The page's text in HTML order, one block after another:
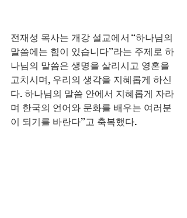
전재성 목사는 개강 설교에서 “하나님의
말씀에는 힘이 있습니다”라는 주제로 하
나님의 말씀은 생명을 살리시고 영혼을
고치시며, 우리의 생각을 지혜롭게 하신
다. 하나님의 말씀 안에서 지혜롭게 자라
며 한국의 언어와 문화를 배우는 여러분
이 되기를 바란다”고 축복했다.